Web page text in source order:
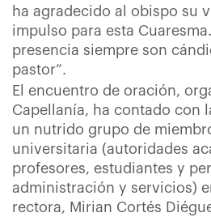
ha agradecido al obispo su
impulso para esta
presencia siempre son
pastor”.
El encuentro de oración,
Capellanía, ha contado con
un nutrido grupo de
universitaria (autoridades
profesores, estudiantes y
administración y servicios)
rectora, Mirian Cortés